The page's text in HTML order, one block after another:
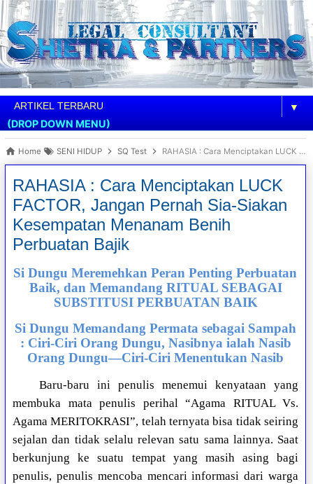
▼
(DROP DOWN MENU)
Home SENI HIDUP SQ Test RAHASIA : Cara Menciptakan LUCK FACTOR, Jangan Pernah Sia-Siakan Kesempatan Menanam Benih Perbuatan Bajik
RAHASIA : Cara Menciptakan LUCK
FACTOR, Jangan Pernah Sia-Siakan
Kesempatan Menanam Benih
Perbuatan Bajik
Si Dungu Meremehkan Peran Penting Perbuatan
Baik, dan Memandang RITUAL SEBAGAI
SUBSTITUSI PERBUATAN BAIK
Si Dungu Memandang Permata sebagai Sampah
: Ciri-Ciri Orang Dungu, Nasibnya ialah Nasib
Orang Dungu—Ciri-Ciri Menentukan Nasib
Baru-baru ini penulis menemui kenyataan yang
membuka mata penulis perihal “Agama RITUAL Vs.
Agama MERITOKRASI”, telah ternyata bisa tidak seiring
sejalan dan tidak selalu relevan satu sama lainnya. Saat
berkunjung ke suatu tempat yang masih asing bagi
penulis, penulis mencoba mencari informasi dari warga